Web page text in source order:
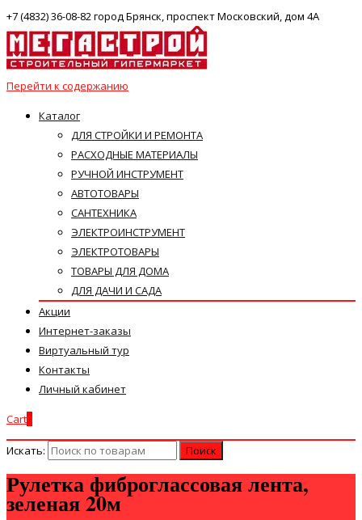
+7 (4832) 36-08-82 город Брянск, проспект Московский, дом 4А
Перейти к содержанию
Каталог
ДЛЯ СТРОЙКИ И РЕМОНТА
РАСХОДНЫЕ МАТЕРИАЛЫ
РУЧНОЙ ИНСТРУМЕНТ
АВТОТОВАРЫ
САНТЕХНИКА
ЭЛЕКТРОИНСТРУМЕНТ
ЭЛЕКТРОТОВАРЫ
ТОВАРЫ ДЛЯ ДОМА
ДЛЯ ДАЧИ И САДА
Акции
Интернет-заказы
Виртуальный тур
Контакты
Личный кабинет
Cart
Искать:
Рулетка фиброглассовая лента,
зеленая 20м